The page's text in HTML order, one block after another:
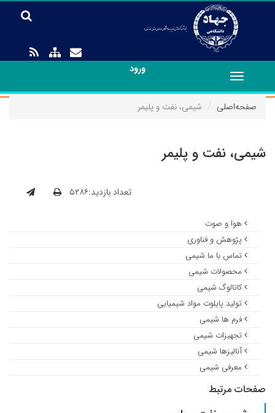
ورود
Toggle
navigation
صفحه‌اصلی
شیمی‏، نفت و پلیمر
شیمی‏، نفت و پلیمر
تعداد بازدید:۵۲۸۶
هوا و صوت
پژوهش و فناوری
تماس با ما شیمی
محصولات شیمی
کاتالوگ شیمی
تولید پایلوت مواد شیمیایی
فرم ها شیمی
تجهیزات شیمی
آنالیزها شیمی
معرفی شیمی
صفحات مرتبط